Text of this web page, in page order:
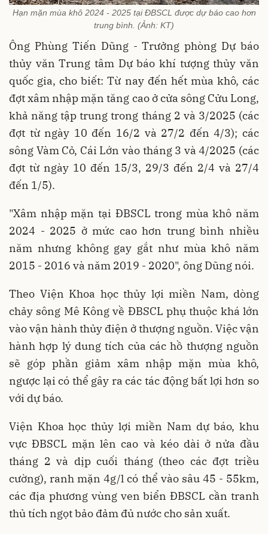
Hạn mặn mùa khô 2024 - 2025 tại ĐBSCL được dự báo cao hơn
trung bình. (Ảnh: KT)
Ông Phùng Tiến Dũng - Trưởng phòng Dự báo
thủy văn Trung tâm Dự báo khí tượng thủy văn
quốc gia, cho biết: Từ nay đến hết mùa khô, các
đợt xâm nhập mặn tăng cao ở cửa sông Cửu Long,
khả năng tập trung trong tháng 2 và 3/2025 (các
đợt từ ngày 10 đến 16/2 và 27/2 đến 4/3); các
sông Vàm Cỏ, Cái Lớn vào tháng 3 và 4/2025 (các
đợt từ ngày 10 đến 15/3, 29/3 đến 2/4 và 27/4
đến 1/5).
"Xâm nhập mặn tại ĐBSCL trong mùa khô năm
2024 - 2025 ở mức cao hơn trung bình nhiều
năm nhưng không gay gắt như mùa khô năm
2015 - 2016 và năm 2019 - 2020", ông Dũng nói.
Theo Viện Khoa học thủy lợi miền Nam, dòng
chảy sông Mê Kông về ĐBSCL phụ thuộc khá lớn
vào vận hành thủy điện ở thượng nguồn. Việc vận
hành hợp lý dung tích của các hồ thượng nguồn
sẽ góp phần giảm xâm nhập mặn mùa khô,
ngược lại có thể gây ra các tác động bất lợi hơn so
với dự báo.
Viện Khoa học thủy lợi miền Nam dự báo, khu
vực ĐBSCL mặn lên cao và kéo dài ở nửa đầu
tháng 2 và dịp cuối tháng (theo các đợt triều
cường), ranh mặn 4g/l có thể vào sâu 45 - 55km,
các địa phương vùng ven biển ĐBSCL cần tranh
thủ tích ngọt bảo đảm đủ nước cho sản xuất.